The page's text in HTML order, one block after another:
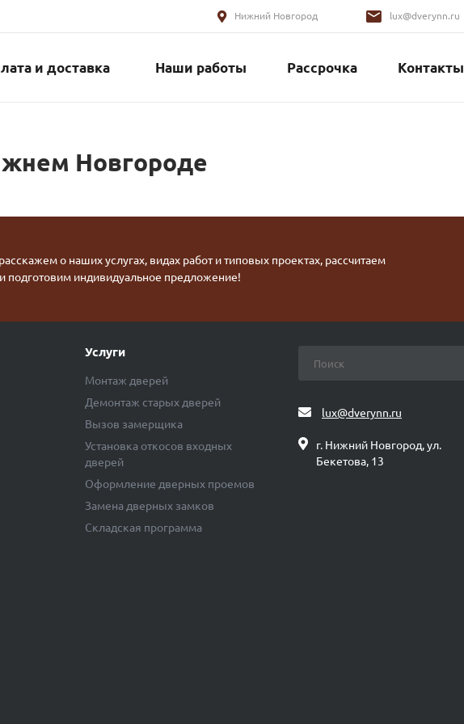
Нижний Новгород lux@dverynn.ru
и доставка Наши работы Рассрочка Контакты
Новгороде
о наших услугах, видах работ и типовых проектах, рассчитаем
подготовим индивидуальное предложение!
Услуги
Монтаж дверей
Демонтаж старых дверей
Вызов замерщика
Установка откосов входных
дверей
Оформление дверных проемов
Замена дверных замков
Складская программа
lux@dverynn.ru
г. Нижний Новгород, ул.
Бекетова, 13